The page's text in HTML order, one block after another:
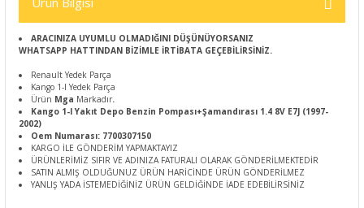
ARACINIZA UYUMLU OLMADIĞINI DÜŞÜNÜYORSANIZ
WHATSAPP HATTINDAN BİZİMLE İRTİBATA GEÇEBİLİRSİNİZ.
Renault Yedek Parça
Kango 1-I Yedek Parça
Ürün Mga Markadır.
Kango 1-I Yakıt Depo Benzin Pompası+Şamandırası 1.4 8V E7J (1997-
2002)
Oem Numarası: 7700307150
KARGO İLE GÖNDERİM YAPMAKTAYIZ
ÜRÜNLERİMİZ SIFIR VE ADINIZA FATURALI OLARAK GÖNDERİLMEKTEDİR
SATIN ALMIŞ OLDUĞUNUZ ÜRÜN HARİCİNDE ÜRÜN GÖNDERİLMEZ
YANLIŞ YADA İSTEMEDİĞİNİZ ÜRÜN GELDİĞİNDE İADE EDEBİLİRSİNİZ